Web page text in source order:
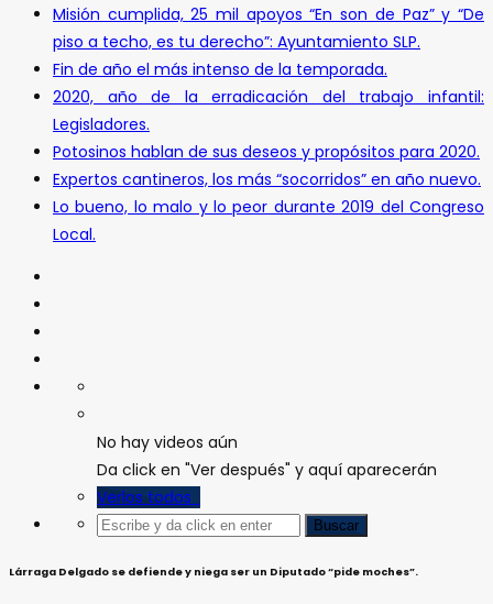
Misión cumplida, 25 mil apoyos “En son de Paz” y “De
piso a techo, es tu derecho”: Ayuntamiento SLP.
Fin de año el más intenso de la temporada.
2020, año de la erradicación del trabajo infantil:
Legisladores.
Potosinos hablan de sus deseos y propósitos para 2020.
Expertos cantineros, los más “socorridos” en año nuevo.
Lo bueno, lo malo y lo peor durante 2019 del Congreso
Local.
No hay videos aún
Da click en "Ver después" y aquí aparecerán
Verlos todos
Lárraga Delgado se defiende y niega ser un Diputado “pide moches”.